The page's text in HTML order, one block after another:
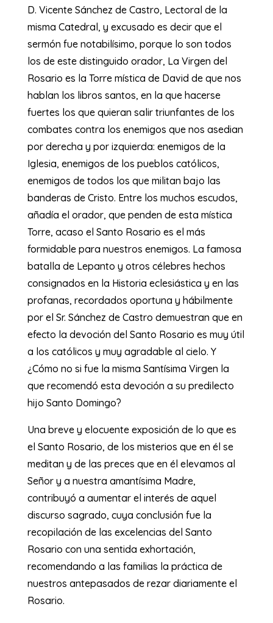
D. Vicente Sánchez de Castro, Lectoral de la
misma Catedral, y excusado es decir que el
sermón fue notabilísimo, porque lo son todos
los de este distinguido orador, La Virgen del
Rosario es la Torre mística de David de que nos
hablan los libros santos, en la que hacerse
fuertes los que quieran salir triunfantes de los
combates contra los enemigos que nos asedian
por derecha y por izquierda: enemigos de la
Iglesia, enemigos de los pueblos católicos,
enemigos de todos los que militan bajo las
banderas de Cristo. Entre los muchos escudos,
añadía el orador, que penden de esta mística
Torre, acaso el Santo Rosario es el más
formidable para nuestros enemigos. La famosa
batalla de Lepanto y otros célebres hechos
consignados en la Historia eclesiástica y en las
profanas, recordados oportuna y hábilmente
por el Sr. Sánchez de Castro demuestran que en
efecto la devoción del Santo Rosario es muy útil
a los católicos y muy agradable al cielo. Y
¿Cómo no si fue la misma Santísima Virgen la
que recomendó esta devoción a su predilecto
hijo Santo Domingo?
Una breve y elocuente exposición de lo que es
el Santo Rosario, de los misterios que en él se
meditan y de las preces que en él elevamos al
Señor y a nuestra amantísima Madre,
contribuyó a aumentar el interés de aquel
discurso sagrado, cuya conclusión fue la
recopilación de las excelencias del Santo
Rosario con una sentida exhortación,
recomendando a las familias la práctica de
nuestros antepasados de rezar diariamente el
Rosario.